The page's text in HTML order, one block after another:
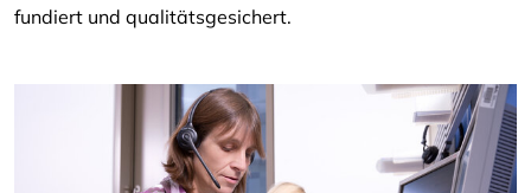
fundiert und qualitätsgesichert.